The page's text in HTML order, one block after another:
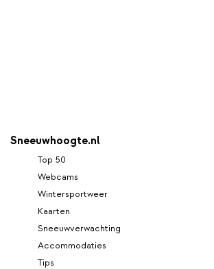
Sneeuwhoogte.nl
Top 50
Webcams
Wintersportweer
Kaarten
Sneeuwverwachting
Accommodaties
Tips